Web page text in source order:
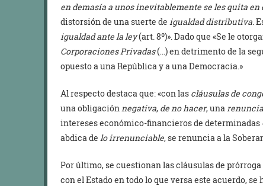
en demasía a unos inevitablemente se les quita en
distorsión de una suerte de igualdad distributiva .
igualdad ante la ley(art. 8º)». Dado que «Se le
Corporaciones Privadas(…) en detrimento de la
opuesto a una República y a una Democracia.»
Al respecto destaca que: «con las cláusulas de
una obligación negativa, de no hacer, una renuncia
intereses económico-financieros de determinadas
abdica de lo irrenunciable, se renuncia a la
Por último, se cuestionan las cláusulas de
con el Estado en todo lo que versa este acuerdo,